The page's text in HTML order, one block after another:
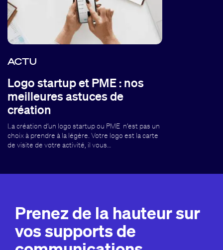
ACTU
Logo startup et PME : nos
meilleures astuces de
création
La création d’un logo startup ou PME n’est pas un
choix à prendre à la légère. Votre logo est la carte
de visite de votre activité, il vous…
Prenez de la hauteur sur
vos supports de